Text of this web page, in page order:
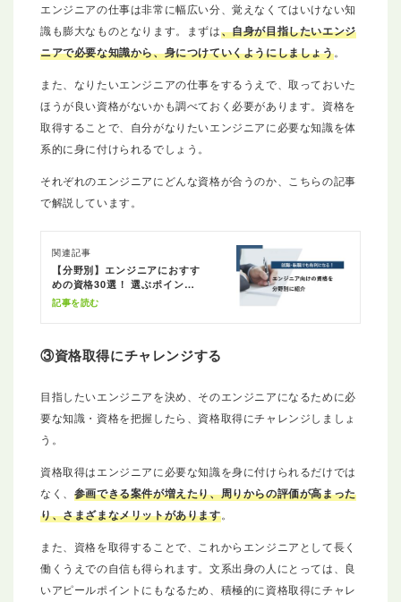
エンジニアの仕事は非常に幅広い分、覚えなくてはいけない知
識も膨大なものとなります。まずは、自身が目指したいエンジ
ニアで必要な知識から、身につけていくようにしましょう。
また、なりたいエンジニアの仕事をするうえで、取っておいた
ほうが良い資格がないかも調べておく必要があります。資格を
取得することで、自分がなりたいエンジニアに必要な知識を体
系的に身に付けられるでしょう。
それぞれのエンジニアにどんな資格が合うのか、こちらの記事
で解説しています。
関連記事
【分野別】エンジニアにおすす
めの資格30選！ 選ぶポイント
も紹介
記事を読む
③資格取得にチャレンジする
目指したいエンジニアを決め、そのエンジニアになるために必
要な知識・資格を把握したら、資格取得にチャレンジしましょ
う。
資格取得はエンジニアに必要な知識を身に付けられるだけでは
なく、 参画できる案件が増えたり、周りからの評価が高まった
り、さまざまなメリットがあります。
また、資格を取得することで、これからエンジニアとして長く
働くうえでの自信も得られます。文系出身の人にとっては、良
いアピールポイントにもなるため、積極的に資格取得にチャレ